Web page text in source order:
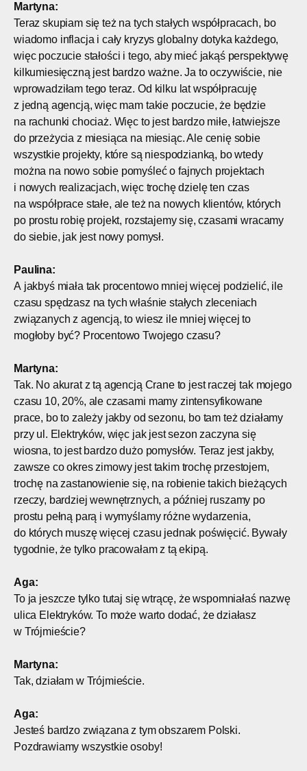
Martyna:
Teraz skupiam się też na tych stałych współpracach, bo
wiadomo inflacja i cały kryzys globalny dotyka każdego,
więc poczucie stałości i tego, aby mieć jakąś perspektywę
kilkumiesięczną jest bardzo ważne. Ja to oczywiście, nie
wprowadziłam tego teraz. Od kilku lat współpracuję
z jedną agencją, więc mam takie poczucie, że będzie
na rachunki chociaż. Więc to jest bardzo miłe, łatwiejsze
do przeżycia z miesiąca na miesiąc. Ale cenię sobie
wszystkie projekty, które są niespodzianką, bo wtedy
można na nowo sobie pomyśleć o fajnych projektach
i nowych realizacjach, więc trochę dzielę ten czas
na współprace stałe, ale też na nowych klientów, których
po prostu robię projekt, rozstajemy się, czasami wracamy
do siebie, jak jest nowy pomysł.
Paulina:
A jakbyś miała tak procentowo mniej więcej podzielić, ile
czasu spędzasz na tych właśnie stałych zleceniach
związanych z agencją, to wiesz ile mniej więcej to
mogłoby być? Procentowo Twojego czasu?
Martyna:
Tak. No akurat z tą agencją Crane to jest raczej tak mojego
czasu 10, 20%, ale czasami mamy zintensyfikowane
prace, bo to zależy jakby od sezonu, bo tam też działamy
przy ul. Elektryków, więc jak jest sezon zaczyna się
wiosna, to jest bardzo dużo pomysłów. Teraz jest jakby,
zawsze co okres zimowy jest takim trochę przestojem,
trochę na zastanowienie się, na robienie takich bieżących
rzeczy, bardziej wewnętrznych, a później ruszamy po
prostu pełną parą i wymyślamy różne wydarzenia,
do których muszę więcej czasu jednak poświęcić. Bywały
tygodnie, że tylko pracowałam z tą ekipą.
Aga:
To ja jeszcze tylko tutaj się wtrącę, że wspomniałaś nazwę
ulica Elektryków. To może warto dodać, że działasz
w Trójmieście?
Martyna:
Tak, działam w Trójmieście.
Aga:
Jesteś bardzo związana z tym obszarem Polski.
Pozdrawiamy wszystkie osoby!